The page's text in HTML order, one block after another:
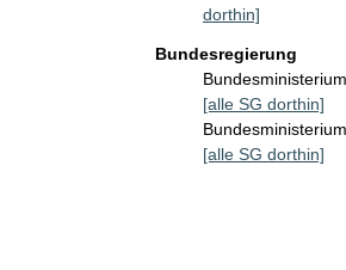
dorthin]
Bundesregierung
[alle SG dorthin]
[alle SG dorthin]